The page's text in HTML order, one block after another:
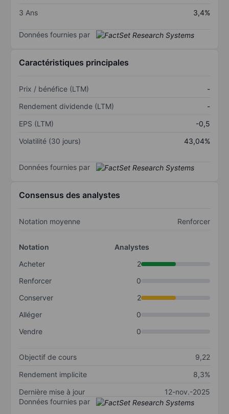
3 Ans
3,4%
Données fournies par
Caractéristiques principales
Prix / bénéfice (LTM)
-
Rendement dividende (LTM)
-
EPS (LTM)
-0,5
Volatilité (30 jours)
43,04%
Données fournies par
Consensus des analystes
Notation moyenne Renforcer
Notation
Analystes
Acheter
2
Renforcer
0
Conserver
2
Alléger
0
Vendre
0
Objectif de cours
9,22
Rendement implicite
8,3%
Dernière mise à jour
12-nov.-2025
Données fournies par